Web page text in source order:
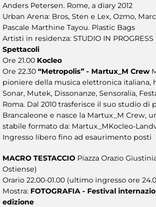
Anders Petersen. Rome, a diary 2012
Urban Arena: Bros, Sten e Lex, Ozmo,
Pascale Marthine Tayou. Plastic Bags
Artisti in residenza: STUDIO IN PROGRESS
Spettacoli
Ore 21.00 Kocleo
Ore 22.30 “Metropolis” - Martux_M Crew
pioniere della musica elettronica italiana,
Sonar, Mutek, Dissonanze, Sensoralia,
Roma. Dal 2010 trasferisce il suo studio di
Brancaleone e nasce la Martux_M Crew,
stabile formato da: Martux_MKocleo-
Ingresso libero fino ad esaurimento posti
MACRO TESTACCIO Piazza Orazio
Ostiense)
Orario 22.00-01.00 (ultimo ingresso ore
Mostra: FOTOGRAFIA - Festival
edizione